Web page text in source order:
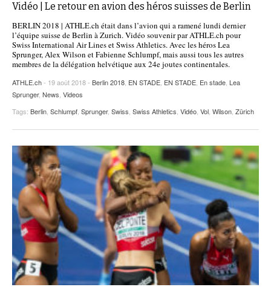
Vidéo | Le retour en avion des héros suisses de Berlin
BERLIN 2018 | ATHLE.ch était dans l’avion qui a ramené lundi dernier
l’équipe suisse de Berlin à Zurich. Vidéo souvenir par ATHLE.ch pour
Swiss International Air Lines et Swiss Athletics. Avec les héros Lea
Sprunger, Alex Wilson et Fabienne Schlumpf, mais aussi tous les autres
membres de la délégation helvétique aux 24e joutes continentales.
ATHLE.ch- 19 août 2018 - Berlin 2018, EN STADE, EN STADE, En stade, Lea
Sprunger, News, Videos
Tags: Berlin, Schlumpf, Sprunger, Swiss, Swiss Athletics, Vidéo, Vol, Wilson, Zürich